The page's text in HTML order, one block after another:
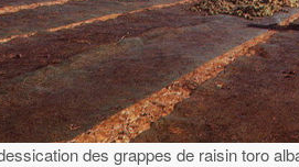
des grappes de raisin toro